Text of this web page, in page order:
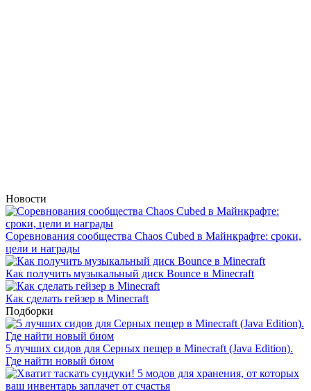
Новости
Соревнования сообщества Chaos Cubed в Майнкрафте: сроки,
цели и награды
Как получить музыкальный диск Bounce в Minecraft
Как сделать гейзер в Minecraft
Подборки
5 лучших сидов для Серных пещер в Minecraft (Java Edition).
Где найти новый биом